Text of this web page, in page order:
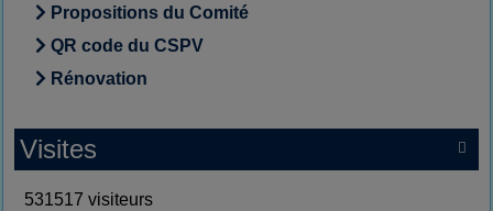
Propositions du Comité
QR code du CSPV
Rénovation

Visites
531517 visiteurs